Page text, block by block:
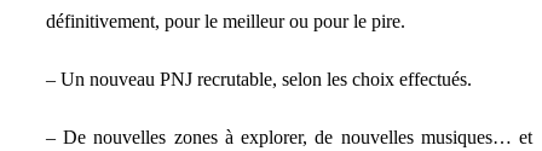
définitivement, pour le meilleur ou pour le pire.
– Un nouveau PNJ recrutable, selon les choix effectués.
– De nouvelles zones à explorer, de nouvelles musiques… et